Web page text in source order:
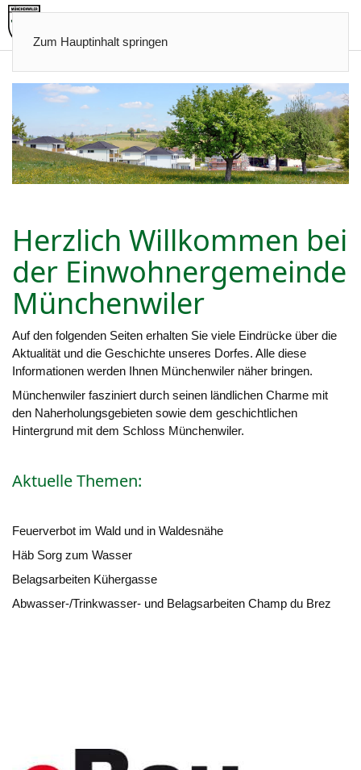
Zum Hauptinhalt springen
Herzlich Willkommen bei
der Einwohnergemeinde
Münchenwiler
Auf den folgenden Seiten erhalten Sie viele Eindrücke über die
Aktualität und die Geschichte unseres Dorfes. Alle diese
Informationen werden Ihnen Münchenwiler näher bringen.
Münchenwiler fasziniert durch seinen ländlichen Charme mit
den Naherholungsgebieten sowie dem geschichtlichen
Hintergrund mit dem Schloss Münchenwiler.
Aktuelle Themen:
Feuerverbot im Wald und in Waldesnähe
Häb Sorg zum Wasser
Belagsarbeiten Kühergasse
Abwasser-/Trinkwasser- und Belagsarbeiten Champ du Brez